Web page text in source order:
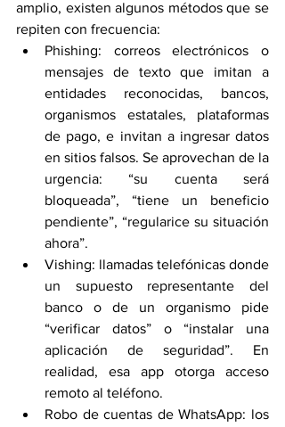
amplio, existen algunos métodos que se
repiten con frecuencia:
Phishing: correos electrónicos o
mensajes de texto que imitan a
entidades reconocidas, bancos,
organismos estatales, plataformas
de pago, e invitan a ingresar datos
en sitios falsos. Se aprovechan de la
urgencia: “su cuenta será
bloqueada”, “tiene un beneficio
pendiente”, “regularice su situación
ahora”.
Vishing: llamadas telefónicas donde
un supuesto representante del
banco o de un organismo pide
“verificar datos” o “instalar una
aplicación de seguridad”. En
realidad, esa app otorga acceso
remoto al teléfono.
Robo de cuentas de WhatsApp: los